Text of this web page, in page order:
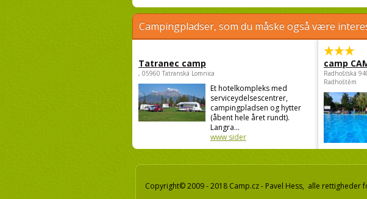
Campingpladser, som du måske også være
Tatranec camp
, 05960 Tatranská Lomnica
Et hotelkompleks med
serviceydelsescentrer,
campingpladsen og hytter
(åbent hele året rundt).
Langra...
www sider
camp
Radhošťská
Radhoštěm
Copyright© 2009 - 2018 Camp.cz - Pavel Hess, alle rettigheder